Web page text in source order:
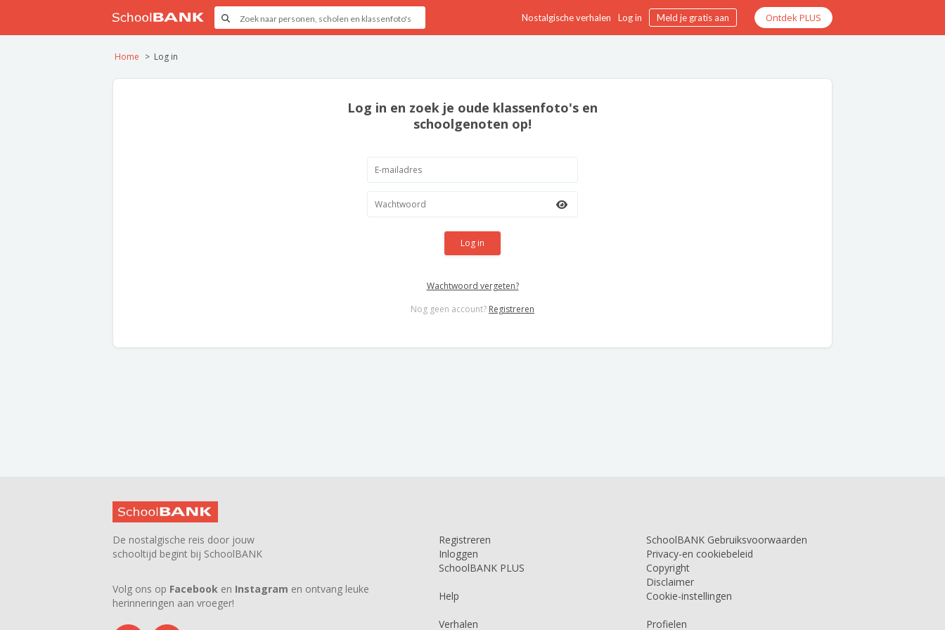
Nostalgische verhalen Log in Meld je gratis aan Ontdek PLUS
Home Log in
Log in en zoek je oude klassenfoto's en
schoolgenoten op!
Log in
Wachtwoord vergeten?
Nog geen account? Registreren
De nostalgische reis door jouw
schooltijd begint bij SchoolBANK
Volg ons op Facebook en Instagram en ontvang leuke
herinneringen aan vroeger!
Registreren
Inloggen
SchoolBANK PLUS
Help
Verhalen
SchoolBANK Gebruiksvoorwaarden
Privacy-en cookiebeleid
Copyright
Disclaimer
Cookie-instellingen
Profielen